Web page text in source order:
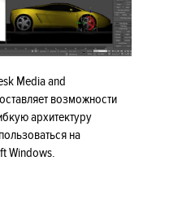
Media and
возможности
архитектуру
на
Windows.